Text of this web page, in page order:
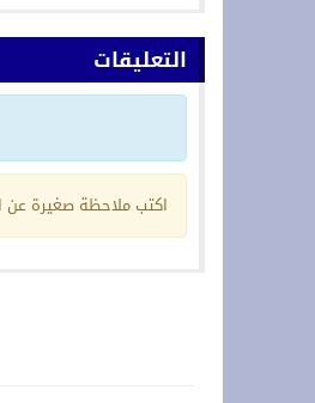
التعليقات
اكتب ملاحظة صغيرة عن